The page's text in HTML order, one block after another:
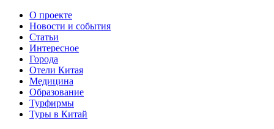
О проекте
Новости и события
Статьи
Интересное
Города
Отели Китая
Медицина
Образование
Турфирмы
Туры в Китай